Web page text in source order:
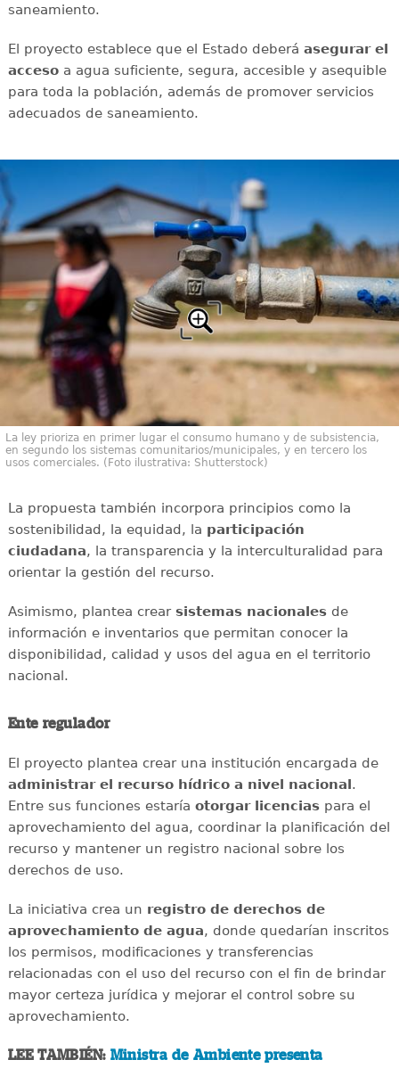
saneamiento.
El proyecto establece que el Estado deberá asegurar el
accesoa agua suficiente, segura, accesible y asequible
para toda la población, además de promover servicios
adecuados de saneamiento.
La ley prioriza en primer lugar el consumo humano y de subsistencia,
en segundo los sistemas comunitarios/municipales, y en tercero los
usos comerciales. (Foto ilustrativa: Shutterstock)
La propuesta también incorpora principios como la
sostenibilidad, la equidad, la participación
ciudadana, la transparencia y la interculturalidad para
orientar la gestión del recurso.
Asimismo, plantea crear sistemas nacionalesde
información e inventarios que permitan conocer la
disponibilidad, calidad y usos del agua en el territorio
nacional.
Ente regulador
El proyecto plantea crear una institución encargada de
administrar el recurso hídrico a nivel nacional.
Entre sus funciones estaría otorgar licenciaspara el
aprovechamiento del agua, coordinar la planificación del
recurso y mantener un registro nacional sobre los
derechos de uso.
La iniciativa crea un registro de derechos de
aprovechamiento de agua, donde quedarían inscritos
los permisos, modificaciones y transferencias
relacionadas con el uso del recurso con el fin de brindar
mayor certeza jurídica y mejorar el control sobre su
aprovechamiento.
LEE TAMBIÉN: Ministra de Ambiente presenta